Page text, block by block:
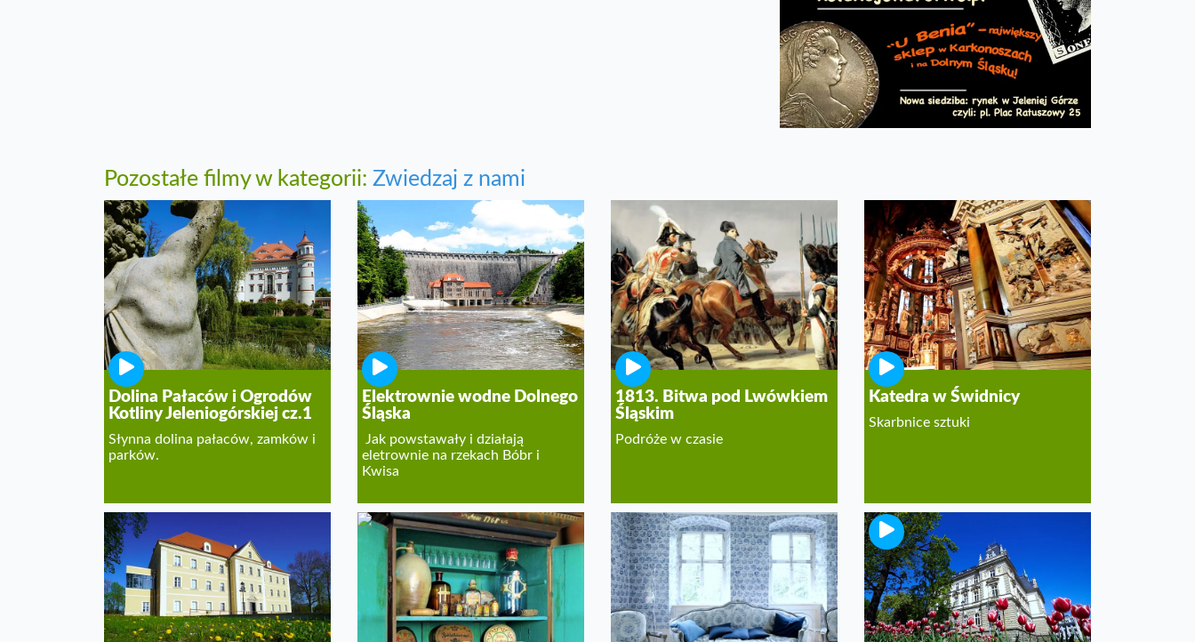
Pozostałe filmy w kategorii: Zwiedzaj z nami
Dolina Pałaców i Ogrodów
Kotliny Jeleniogórskiej cz.1
Słynna dolina pałaców, zamków i
parków.
Elektrownie wodne Dolnego
Śląska
Jak powstawały i działają
eletrownie na rzekach Bóbr i
Kwisa
1813. Bitwa pod Lwówkiem
Śląskim
Podróże w czasie
Katedra w Świdnicy
Skarbnice sztuki
Skarby Bielska-Białej: perły
architektury
Jedna z najpiękniejszych miejskich
przestrzeni historycznych w
Polsce!